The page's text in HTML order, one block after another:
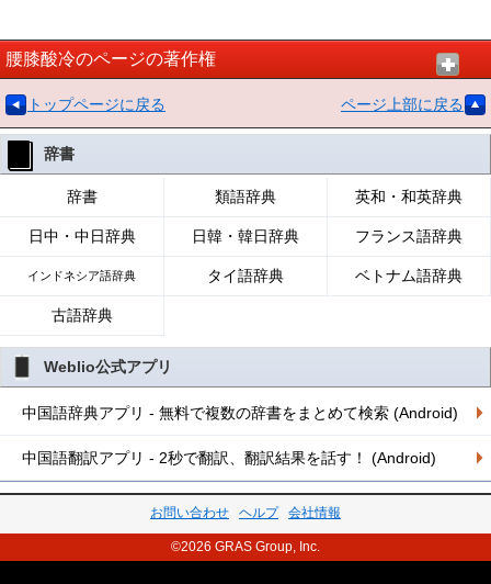
腰膝酸冷のページの著作権
トップページに戻る ページ上部に戻る
辞書
辞書 類語辞典 英和・和英辞典
日中・中日辞典 日韓・韓日辞典 フランス語辞典
インドネシア語辞典 タイ語辞典 ベトナム語辞典
古語辞典
Weblio公式アプリ
中国語辞典アプリ - 無料で複数の辞書をまとめて検索 (Android)
中国語翻訳アプリ - 2秒で翻訳、翻訳結果を話す！ (Android)
お問い合わせ ヘルプ 会社情報
©2026 GRAS Group, Inc.